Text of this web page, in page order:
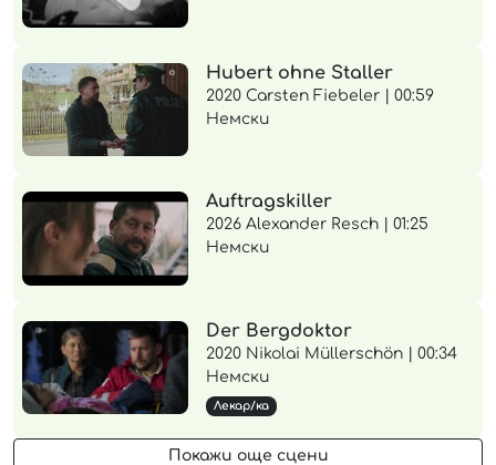
Hubert ohne Staller
2020 Carsten Fiebeler | 00:59
Немски
Auftragskiller
2026 Alexander Resch | 01:25
Немски
Der Bergdoktor
2020 Nikolai Müllerschön | 00:34
Немски
Лекар/ка
Покажи още сцени